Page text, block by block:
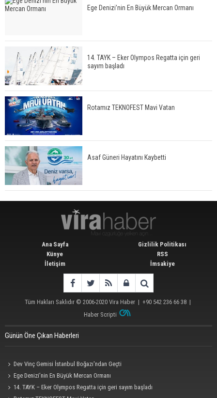
Ege Denizi’nin En Büyük Mercan Ormanı
14. TAYK – Eker Olympos Regatta için geri
sayım başladı
Rotamız TEKNOFEST Mavi Vatan
Asaf Güneri Hayatını Kaybetti
Ana Sayfa
Künye
İletişim
Gizlilik Politikası
RSS
İmsakiye
Tüm Hakları Saklıdır © 2006-2020 Vira Haber | +90 542 236 66 38 |
Haber Scripti
Günün Öne Çıkan Haberleri
Dev Vinç Gemisi İstanbul Boğazı'ndan Geçti
Ege Denizi’nin En Büyük Mercan Ormanı
14. TAYK – Eker Olympos Regatta için geri sayım başladı